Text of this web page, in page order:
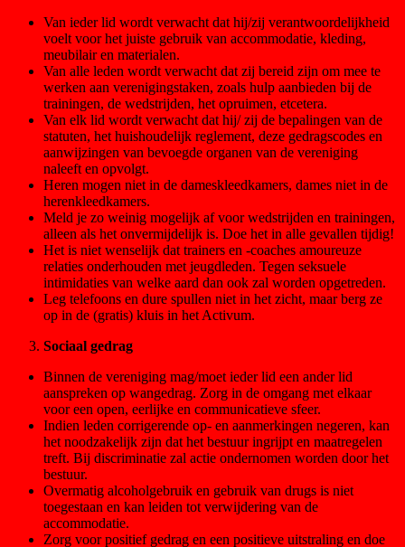
Van ieder lid wordt verwacht dat hij/zij verantwoordelijkheid
voelt voor het juiste gebruik van accommodatie, kleding,
meubilair en materialen.
Van alle leden wordt verwacht dat zij bereid zijn om mee te
werken aan verenigingstaken, zoals hulp aanbieden bij de
trainingen, de wedstrijden, het opruimen, etcetera.
Van elk lid wordt verwacht dat hij/ zij de bepalingen van de
statuten, het huishoudelijk reglement, deze gedragscodes en
aanwijzingen van bevoegde organen van de vereniging
naleeft en opvolgt.
Heren mogen niet in de dameskleedkamers, dames niet in de
herenkleedkamers.
Meld je zo weinig mogelijk af voor wedstrijden en trainingen,
alleen als het onvermijdelijk is. Doe het in alle gevallen tijdig!
Het is niet wenselijk dat trainers en -coaches amoureuze
relaties onderhouden met jeugdleden. Tegen seksuele
intimidaties van welke aard dan ook zal worden opgetreden.
Leg telefoons en dure spullen niet in het zicht, maar berg ze
op in de (gratis) kluis in het Activum.
Sociaal gedrag
Binnen de vereniging mag/moet ieder lid een ander lid
aanspreken op wangedrag. Zorg in de omgang met elkaar
voor een open, eerlijke en communicatieve sfeer.
Indien leden corrigerende op- en aanmerkingen negeren, kan
het noodzakelijk zijn dat het bestuur ingrijpt en maatregelen
treft. Bij discriminatie zal actie ondernomen worden door het
bestuur.
Overmatig alcoholgebruik en gebruik van drugs is niet
toegestaan en kan leiden tot verwijdering van de
accommodatie.
Zorg voor positief gedrag en een positieve uitstraling en doe